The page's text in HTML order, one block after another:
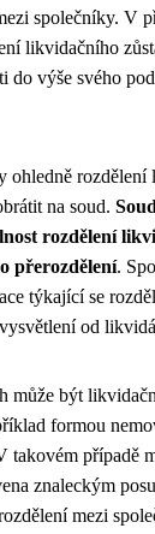
společníky. V
likvidačního
do výše svého
ohledně rozdělení
na soud.
rozdělení
přerozdělení.
týkající se
od
může být
formou
takovém případě
znaleckým
mezi